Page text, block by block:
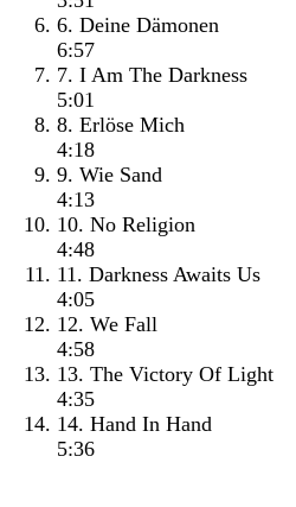
6. Deine Dämonen
6:57
7. I Am The Darkness
5:01
8. Erlöse Mich
4:18
9. Wie Sand
4:13
10. No Religion
4:48
11. Darkness Awaits Us
4:05
12. We Fall
4:58
13. The Victory Of Light
4:35
14. Hand In Hand
5:36